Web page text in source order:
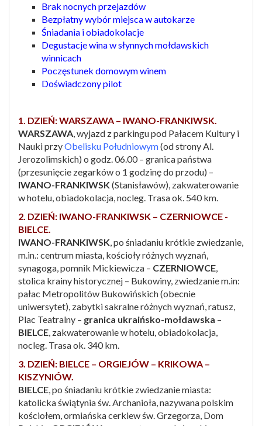
Brak nocnych przejazdów
Bezpłatny wybór miejsca w autokarze
Śniadania i obiadokolacje
Degustacje wina w słynnych mołdawskich
winnicach
Poczęstunek domowym winem
Doświadczony pilot
1. DZIEŃ: WARSZAWA – IWANO-FRANKIWSK.
WARSZAWA, wyjazd z parkingu pod Pałacem Kultury i
Nauki przyObelisku Południowym(od strony Al.
Jerozolimskich) o godz. 06.00 – granica państwa
(przesunięcie zegarków o 1 godzinę do przodu) –
IWANO-FRANKIWSK (Stanisławów), zakwaterowanie
w hotelu, obiadokolacja, nocleg. Trasa ok. 540 km.
2. DZIEŃ: IWANO-FRANKIWSK – CZERNIOWCE -
BIELCE.
IWANO-FRANKIWSK, po śniadaniu krótkie zwiedzanie,
m.in.: centrum miasta, kościoły różnych wyznań,
synagoga, pomnik Mickiewicza – CZERNIOWCE,
stolica krainy historycznej – Bukowiny, zwiedzanie m.in:
pałac Metropolitów Bukowińskich (obecnie
uniwersytet), zabytki sakralne różnych wyznań, ratusz,
Plac Teatralny – granica ukraińsko-mołdawska –
BIELCE, zakwaterowanie w hotelu, obiadokolacja,
nocleg. Trasa ok. 340 km.
3. DZIEŃ: BIELCE – ORGIEJÓW – KRIKOWA –
KISZYNIÓW.
BIELCE, po śniadaniu krótkie zwiedzanie miasta:
katolicka świątynia św. Archanioła, nazywana polskim
kościołem, ormiańska cerkiew św. Grzegorza, Dom